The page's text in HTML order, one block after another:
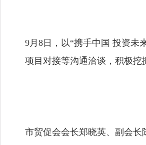
9月8日，以“携手中国 投资未
项目对接等沟通洽谈，积极
市贸促会会长郑晓英、副会